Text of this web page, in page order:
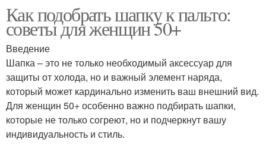
Как подобрать шапку к пальто:
советы для женщин 50+
Введение
Шапка – это не только необходимый аксессуар для
защиты от холода, но и важный элемент наряда,
который может кардинально изменить ваш внешний вид.
Для женщин 50+ особенно важно подбирать шапки,
которые не только согреют, но и подчеркнут вашу
индивидуальность и стиль.